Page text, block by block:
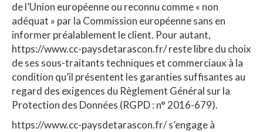
de l’Union européenne ou reconnu comme « non
adéquat » par la Commission européenne sans en
informer préalablement le client. Pour autant,
https://www.cc-paysdetarascon.fr/ reste libre du choix
de ses sous-traitants techniques et commerciaux à la
condition qu’il présentent les garanties suffisantes au
regard des exigences du Règlement Général sur la
Protection des Données (RGPD : n° 2016-679).
https://www.cc-paysdetarascon.fr/ s’engage à